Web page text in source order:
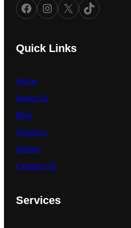
Facebook Instagram X TikTok
Quick Links
Home
About Us
Blog
Services
Gallery
Contact US
Services